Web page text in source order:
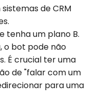
de CRM
tenha um plano B.
o bot pode não
É crucial ter uma
de "falar com um
para uma